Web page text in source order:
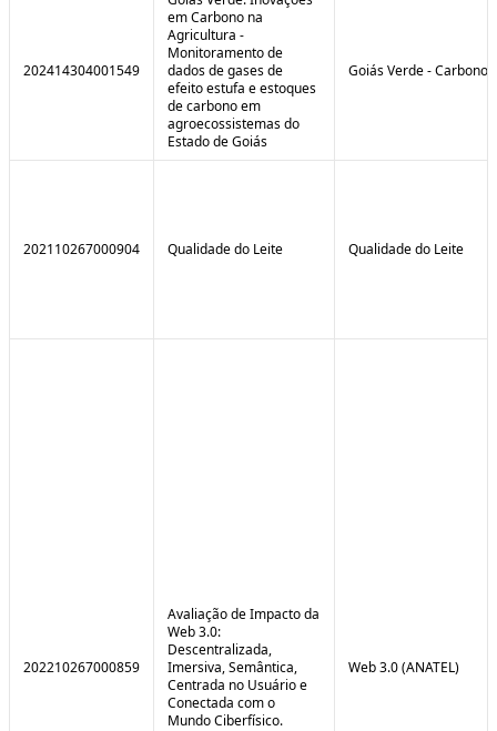
202414304001549
em Carbono na
Agricultura -
Monitoramento de
dados de gases de
efeito estufa e estoques
de carbono em
agroecossistemas do
Estado de Goiás
Goiás Verde - Carbono
202110267000904 Qualidade do Leite Qualidade do Leite
202210267000859
Avaliação de Impacto da
Web 3.0:
Descentralizada,
Imersiva, Semântica,
Centrada no Usuário e
Conectada com o
Mundo Ciberfísico.
Web 3.0 (ANATEL)